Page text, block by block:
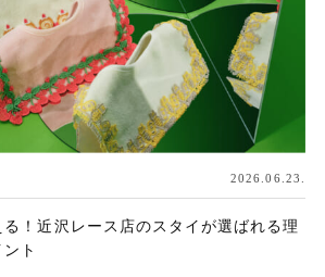
2026.06.23.
！近沢レース店のスタイが選ばれる理
ト